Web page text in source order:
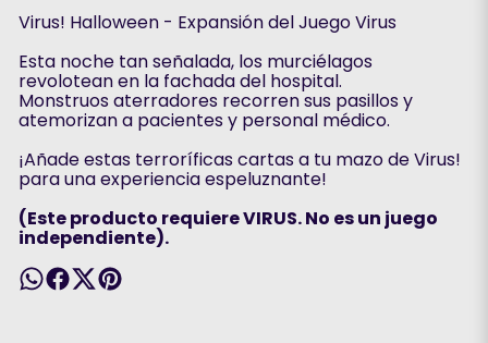
Virus! Halloween - Expansión del Juego Virus
Esta noche tan señalada, los murciélagos
revolotean en la fachada del hospital.
Monstruos aterradores recorren sus pasillos y
atemorizan a pacientes y personal médico.
¡Añade estas terroríficas cartas a tu mazo de Virus!
para una experiencia espeluznante!
(Este producto requiere VIRUS. No es un juego
independiente).